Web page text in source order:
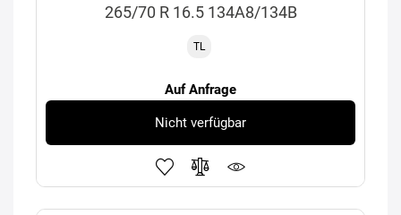
265/70 R 16.5 134A8/134B
TL
Auf Anfrage
Nicht verfügbar